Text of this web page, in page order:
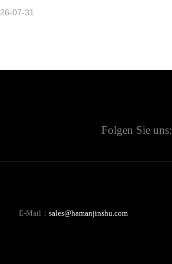
07-31
Folgen Sie uns:
E-Mail： sales@hamanjinshu.com